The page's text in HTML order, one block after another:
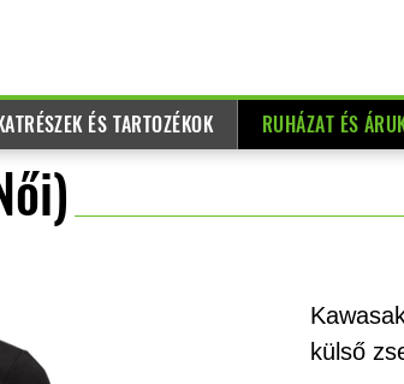
ÉS TARTOZÉKOK RUHÁZAT ÉS
külső